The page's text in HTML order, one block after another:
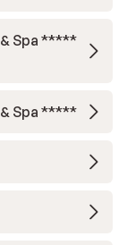
Spa *****
Spa *****